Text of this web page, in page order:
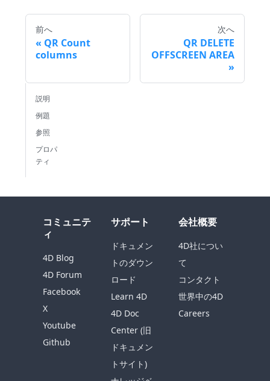
前へ
QR Count
columns
次へ
QR DELETE
OFFSCREEN AREA
説明
例題
参照
プロパ
ティ
コミュニテ
ィ
4D Blog
4D Forum
Facebook
X
Youtube
Github
サポート
ドキュメン
トのダウン
ロード
Learn 4D
4D Doc
Center (旧
ドキュメン
トサイト)
会社概要
4D社につい
て
コンタクト
世界中の4D
Careers